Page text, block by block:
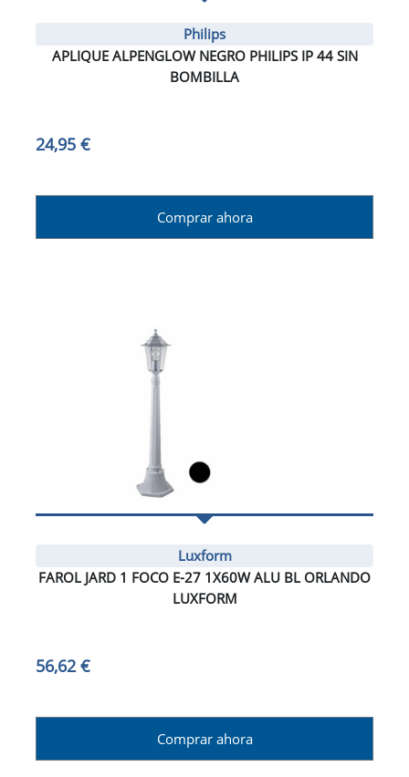
Philips
APLIQUE ALPENGLOW NEGRO PHILIPS IP 44 SIN
BOMBILLA
24,95 €
Comprar ahora
Luxform
FAROL JARD 1 FOCO E-27 1X60W ALU BL ORLANDO
LUXFORM
56,62 €
Comprar ahora